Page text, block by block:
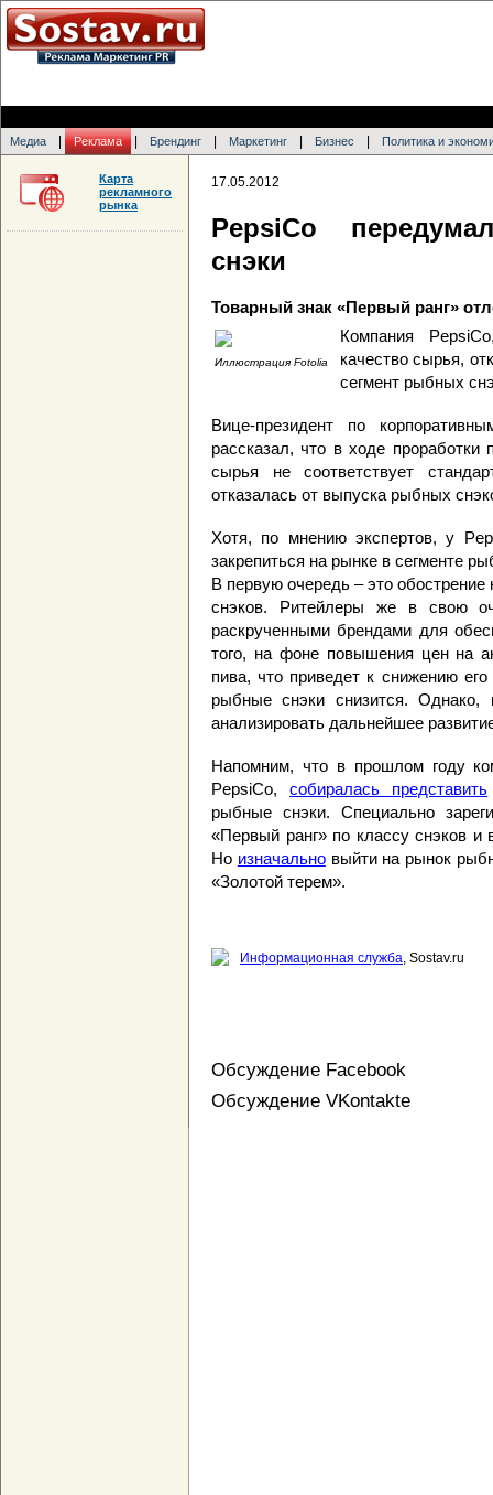
Медиа Реклама Брендинг Маркетинг Бизнес Политика и
17.05.2012
PepsiCo
снэки
Товарный знак «Первый ранг»
Иллюстрация Fotolia
Компания
качество сырья,
сегмент рыбных
Вице-президент по
рассказал, что в ходе проработки
сырья не соответствует
отказалась от выпуска рыбных
Хотя, по мнению экспертов, у
закрепиться на рынке в сегменте
В первую очередь – это
снэков. Ритейлеры же в свою
раскрученными брендами для
того, на фоне повышения цен на
пива, что приведет к снижению
рыбные снэки снизится.
анализировать дальнейшее
Напомним, что в прошлом году
PepsiCo,собиралась представить
рыбные снэки. Специально
«Первый ранг» по классу снэков и
Но изначальновыйти на рынок
«Золотой терем».
Информационная служба, Sostav.ru
Обсуждение Facebook
Обсуждение VKontakte
Карта
рекламного
рынка